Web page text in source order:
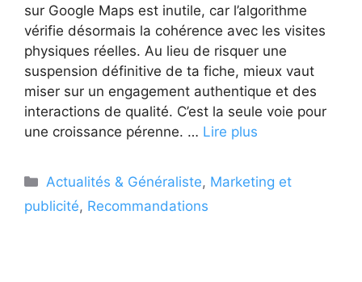
sur Google Maps est inutile, car l’algorithme
vérifie désormais la cohérence avec les visites
physiques réelles. Au lieu de risquer une
suspension définitive de ta fiche, mieux vaut
miser sur un engagement authentique et des
interactions de qualité. C’est la seule voie pour
une croissance pérenne. … Lire plus
Catégories
Actualités & Généraliste, Marketing et
publicité, Recommandations